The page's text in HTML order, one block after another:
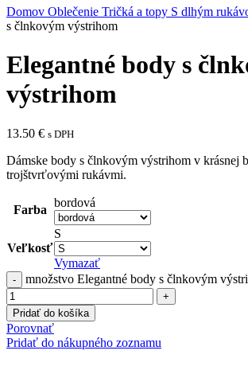
Domov Oblečenie Tričká a topy S dlhým
s člnkovým výstrihom
Elegantné body s
výstrihom
13.50 € s DPH
Dámske body s člnkovým výstrihom v krásnej
trojštvrťovými rukávmi.
Farba
bordová
Veľkosť
S
Vymazať
množstvo Elegantné body s člnkovým
Pridať do košíka
Porovnať
Pridať do nákupného zoznamu